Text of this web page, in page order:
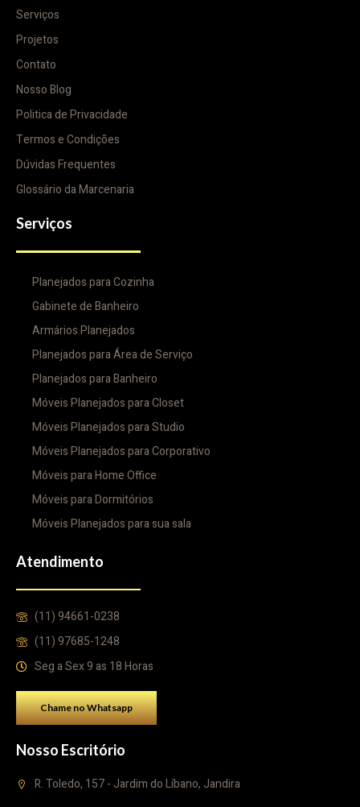
Serviços
Projetos
Contato
Nosso Blog
Politica de Privacidade
Termos e Condições
Dúvidas Frequentes
Glossário da Marcenaria
Serviços
Planejados para Cozinha
Gabinete de Banheiro
Armários Planejados
Planejados para Área de Serviço
Planejados para Banheiro
Móveis Planejados para Closet
Móveis Planejados para Studio
Móveis Planejados para Corporativo
Móveis para Home Office
Móveis para Dormitórios
Móveis Planejados para sua sala
Atendimento
(11) 94661-0238
(11) 97685-1248
Seg a Sex 9 as 18 Horas
Chame no Whatsapp
Nosso Escritório
R. Toledo, 157 - Jardim do Líbano, Jandira